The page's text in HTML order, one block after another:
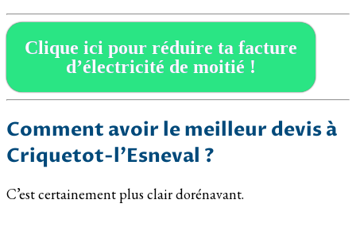
Clique ici pour réduire ta facture
d’électricité de moitié !
Comment avoir le meilleur devis à
Criquetot-l’Esneval ?
C’est certainement plus clair dorénavant.